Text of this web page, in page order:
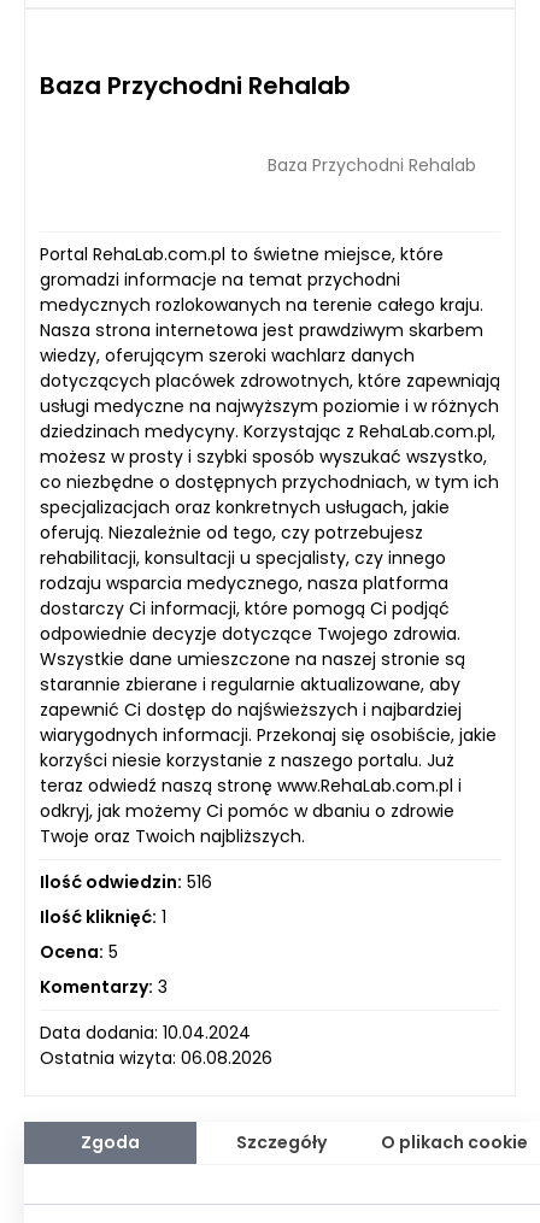
Baza Przychodni Rehalab
Baza Przychodni Rehalab
Portal RehaLab.com.pl to świetne miejsce, które
gromadzi informacje na temat przychodni
medycznych rozlokowanych na terenie całego kraju.
Nasza strona internetowa jest prawdziwym skarbem
wiedzy, oferującym szeroki wachlarz danych
dotyczących placówek zdrowotnych, które zapewniają
usługi medyczne na najwyższym poziomie i w różnych
dziedzinach medycyny. Korzystając z RehaLab.com.pl,
możesz w prosty i szybki sposób wyszukać wszystko,
co niezbędne o dostępnych przychodniach, w tym ich
specjalizacjach oraz konkretnych usługach, jakie
oferują. Niezależnie od tego, czy potrzebujesz
rehabilitacji, konsultacji u specjalisty, czy innego
rodzaju wsparcia medycznego, nasza platforma
dostarczy Ci informacji, które pomogą Ci podjąć
odpowiednie decyzje dotyczące Twojego zdrowia.
Wszystkie dane umieszczone na naszej stronie są
starannie zbierane i regularnie aktualizowane, aby
zapewnić Ci dostęp do najświeższych i najbardziej
wiarygodnych informacji. Przekonaj się osobiście, jakie
korzyści niesie korzystanie z naszego portalu. Już
teraz odwiedź naszą stronę www.RehaLab.com.pl i
odkryj, jak możemy Ci pomóc w dbaniu o zdrowie
Twoje oraz Twoich najbliższych.
Ilość odwiedzin: 516
Ilość kliknięć: 1
Ocena: 5
Komentarzy: 3
Data dodania: 10.04.2024
Ostatnia wizyta: 06.08.2026
Zgoda Szczegóły O plikach cookie